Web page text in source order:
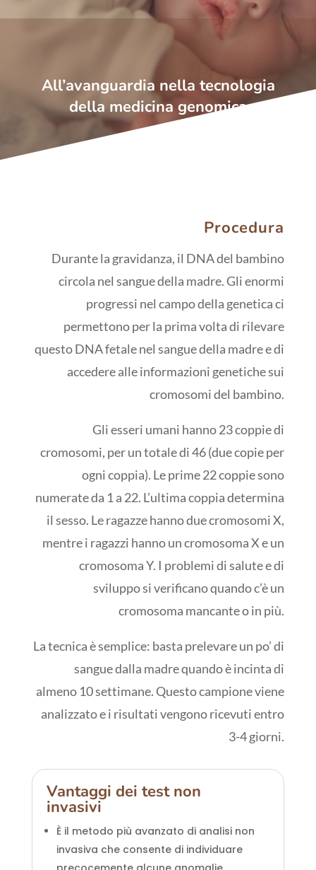
All’avanguardia nella tecnologia
della medicina genomica
Procedura
Durante la gravidanza, il DNA del bambino
circola nel sangue della madre. Gli enormi
progressi nel campo della genetica ci
permettono per la prima volta di rilevare
questo DNA fetale nel sangue della madre e di
accedere alle informazioni genetiche sui
cromosomi del bambino.
Gli esseri umani hanno 23 coppie di
cromosomi, per un totale di 46 (due copie per
ogni coppia). Le prime 22 coppie sono
numerate da 1 a 22. L’ultima coppia determina
il sesso. Le ragazze hanno due cromosomi X,
mentre i ragazzi hanno un cromosoma X e un
cromosoma Y. I problemi di salute e di
sviluppo si verificano quando c’è un
cromosoma mancante o in più.
La tecnica è semplice: basta prelevare un po’ di
sangue dalla madre quando è incinta di
almeno 10 settimane. Questo campione viene
analizzato e i risultati vengono ricevuti entro
3-4 giorni.
Vantaggi dei test non
invasivi
È il metodo più avanzato di analisi non
invasiva che consente di individuare